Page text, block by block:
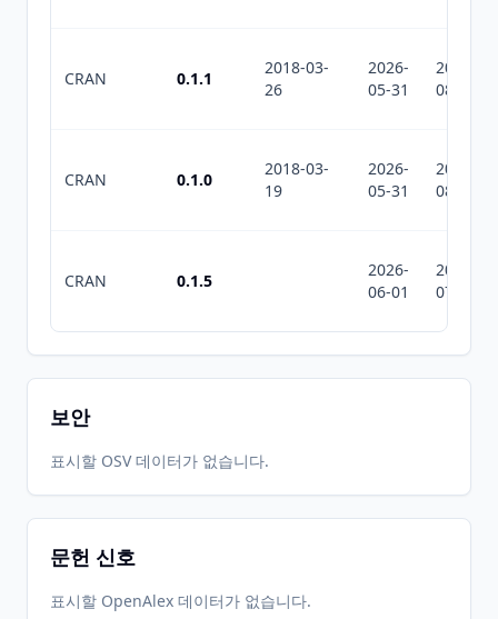
CRAN 0.1.1
2018-03-
26
2026-
05-31
2026-
08-06
CRAN 0.1.0
2018-03-
19
2026-
05-31
2026-
08-06
CRAN 0.1.5
2026-
06-01
2026-
07-10
보안
표시할 OSV 데이터가 없습니다.
문헌 신호
표시할 OpenAlex 데이터가 없습니다.